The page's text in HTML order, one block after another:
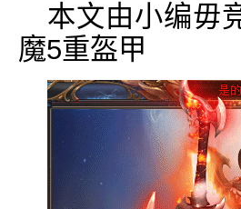
本文由小编毋
魔5重盔甲